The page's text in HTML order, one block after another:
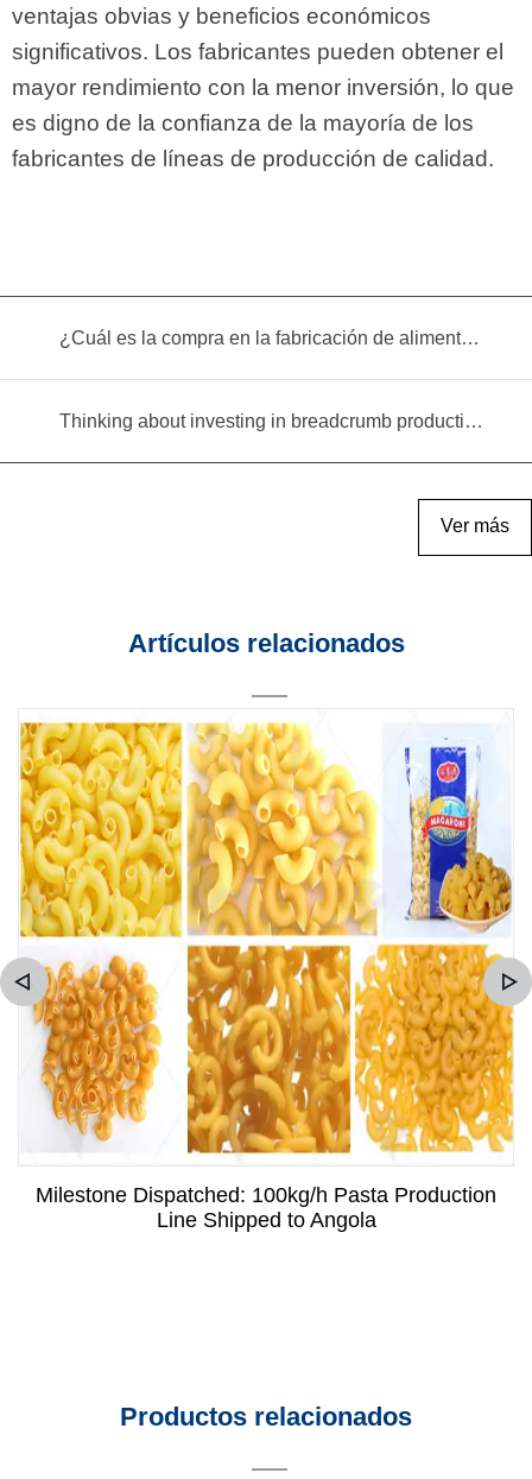
ventajas obvias y beneficios económicos
significativos. Los fabricantes pueden obtener el
mayor rendimiento con la menor inversión, lo que
es digno de la confianza de la mayoría de los
fabricantes de líneas de producción de calidad.
¿Cuál es la compra en la fabricación de alimentos infantiles?
Thinking about investing in breadcrumb production? Read this equipment selection guide before you decide
Ver más
Artículos relacionados
Milestone Dispatched: 100kg/h Pasta Production
Line Shipped to Angola
Productos relacionados